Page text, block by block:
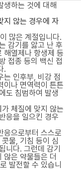
생하는 것에 대해
지 않는 경우에 자
많은 계절입니다.
감기를 앓고 난 후
해열제나 항생제 등
접종 등의 백신 접
.
는 인후부, 비강 점
이나 면역력이 튼튼
도 침범하여 발생
체질에 맞지 않는
응을 일으킨 경우
응으로부터 스스로
물, 기침 등이 심
니다. 그런데 감기
않은 약물들은 더
발전할 수 있습니